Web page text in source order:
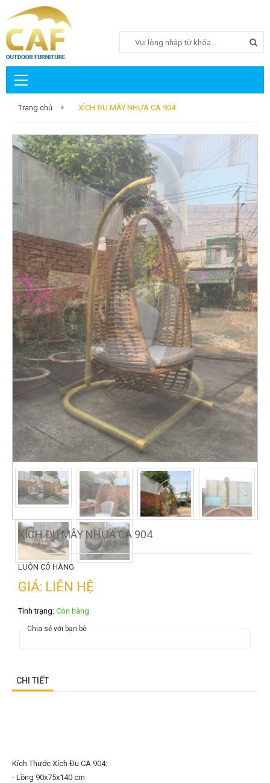
Trang chủ XÍCH ĐU MÂY NHỰA CA 904
XÍCH ĐU MÂY NHỰA CA 904
LUÔN CÓ HÀNG
GIÁ: LIÊN HỆ
Tình trạng: Còn hàng
Chia sẻ với bạn bè
CHI TIẾT
Kích Thước Xích Đu CA 904:
- Lồng 90x75x140 cm